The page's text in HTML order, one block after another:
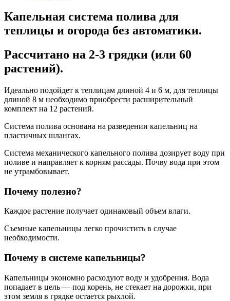
Капельная система полива для
теплицы и огорода без автоматики.
Рассчитано на 2-3 грядки (или 60
растений).
Идеально подойдет к теплицам длиной 4 и 6 м, для теплицы
длиной 8 м необходимо приобрести расширительный
комплект на 12 растений.
Система полива основана на разведении капельниц на
пластичных шлангах.
Система механического капельного полива дозирует воду при
поливе и направляет к корням рассады. Почву вода при этом
не утрамбовывает.
Почему полезно?
Каждое растение получает одинаковый объем влаги.
Съемные капельницы легко прочистить в случае
необходимости.
Почему в системе капельницы?
Капельницы экономно расходуют воду и удобрения. Вода
попадает в цель — под корень, не стекает на дорожки, при
этом земля в грядке остается рыхлой.